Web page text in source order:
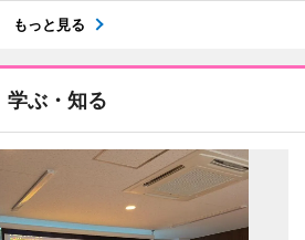
もっと見る
学ぶ・知る